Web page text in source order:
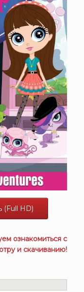
(Full HD)
ознакомиться с
и скачиванию!